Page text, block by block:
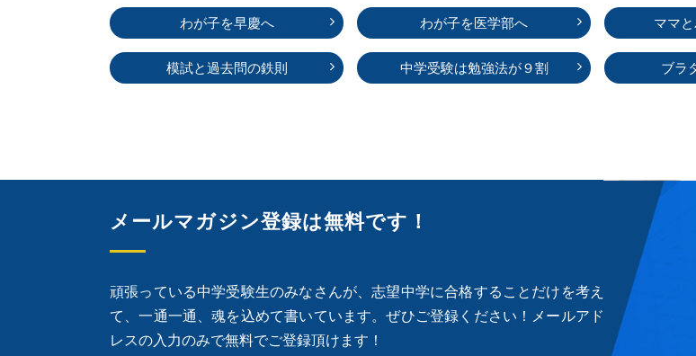
わが子を早慶へ わが子を医学部へ ママ
模試と過去問の鉄則 中学受験は勉強法が９割 ブラ
メールマガジン登録は無料です！
頑張っている中学受験生のみなさんが、志望中学に合格することだけを考え
て、一通一通、魂を込めて書いています。ぜひご登録ください！メールアド
レスの入力のみで無料でご登録頂けます！